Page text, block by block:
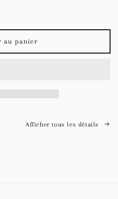
au panier
Afficher tous les détails